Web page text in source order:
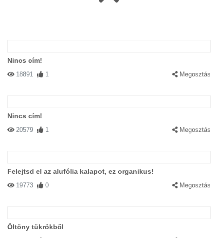
Nincs cím!
18891 1 Megosztás
Nincs cím!
20579 1 Megosztás
Felejtsd el az alufólia kalapot, ez organikus!
19773 0 Megosztás
Öltöny tükrökből